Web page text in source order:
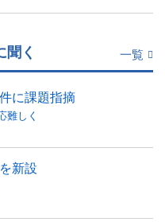
聞く 一覧
に課題指摘
難しく
新設